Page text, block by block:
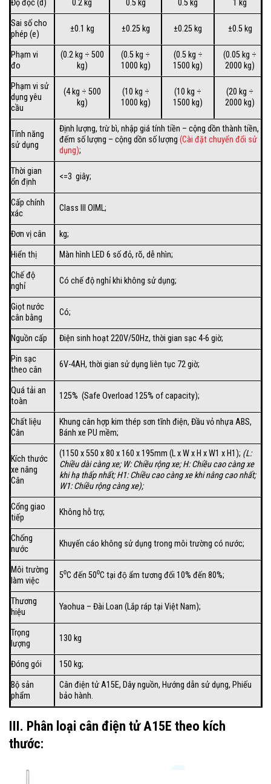
Độ đọc (d) 0.2 kg 0.5 kg 0.5 kg
1 kg
Sai số cho
phép (e)
±0.1 kg ±0.25 kg ±0.25 kg ±0.5 kg
Phạm vi
đo
(0.2 kg ÷ 500
kg)
(0.5 kg ÷
1000 kg)
(0.5 kg ÷
1500 kg)
(0.05 kg ÷
2000 kg)
Phạm vi sử
dụng yêu
cầu
(4 kg ÷ 500
kg)
(10 kg ÷
1000 kg)
(10 kg ÷
1500 kg)
(20 kg ÷
2000 kg)
Tính năng
sử dụng
Định lượng, trừ bì, nhập giá tính tiền – cộng dồn thành tiền,
đếm số lượng – cộng dồn số lượng(Cài đặt chuyển đổi sử
dụng);
Thời gian
ổn định
<=3 giây;
Cấp chính
xác
Class III OIML;
Đơn vị cân
kg;
Hiển thị
Màn hình LED 6 số đỏ, rõ, dễ nhìn;
Chế độ
nghỉ
Có chế độ nghỉ khi không sử dụng;
Giọt nước
cân bằng
Có;
Nguồn cấp
Điện sinh hoạt 220V/50Hz, thời gian sạc 4-6 giờ;
Pin sạc
theo cân
6V-4AH, thời gian sử dụng liên tục 72 giờ;
Quá tải an
toàn
125% (Safe Overload 125% of capacity);
Chất liệu
Cân
Khung cân hợp kim thép sơn tĩnh điện, Đầu vỏ nhựa ABS,
Bánh xe PU mềm;
Kích thước
xe nâng
Cân
(1150 x 550 x 80 x 160 x 195mm (L x W x H x W1 x H1); (L:
Chiều dài càng xe; W: Chiều rộng xe; H: Chiều cao càng xe
khi hạ thấp nhất; H1: Chiều cao càng xe khi nâng cao nhất;
W1: Chiều rộng càng xe);
Cổng giao
tiếp
Không hỗ trợ;
Chống
nước
Khuyến cáo không sử dụng trong môi trường có nước;
Môi trường
làm việc
5⁰C đến 50⁰C tại độ ẩm tương đối 10% đến 80%;
Thương
hiệu
Yaohua – Đài Loan (Lắp ráp tại Việt Nam);
Trọng
lượng
130 kg
Đóng gói
150 kg;
Bộ sản
phẩm
Cân điện tử A15E, Dây nguồn, Hướng dẫn sử dụng, Phiếu
bảo hành.
III. Phân loại cân điện tử A15E theo kích
thước: